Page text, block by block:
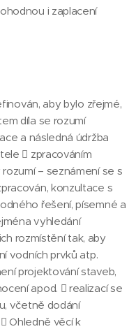
i zaplacení
aby bylo zřejmé,
díla se rozumí
a následná údržba
 zpracováním
– seznámení se s
konzultace s
řešení, písemné a
vyhledání
rozmístění tak, aby
vodních prvků atp.
projektování staveb,
apod.  realizací se
včetně dodání
Ohledně věcí k